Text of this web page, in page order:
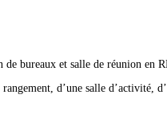
de bureaux et salle de réunion en
d’une salle d’activité,